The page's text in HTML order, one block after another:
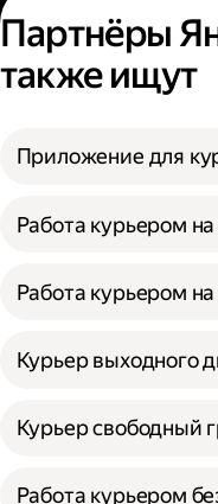
Партнёры
также ищут
Приложение для
Работа курьером
Работа курьером
Курьер выходного
Курьер свободный
Работа курьером